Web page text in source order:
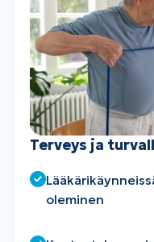
Terveys ja
oleminen